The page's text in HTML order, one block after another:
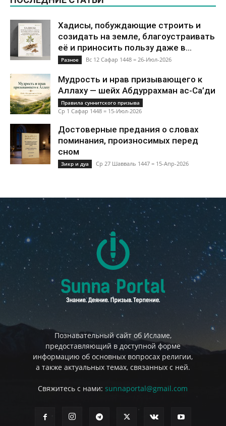
Хадисы, побуждающие строить и
созидать на земле, благоустраивать
её и приносить пользу даже в...
Разное Вс 12 Сафар 1448 = 26-Июл-2026
Мудрость и нрав призывающего к
Аллаху — шейх Абдуррахман ас-Са’ди
Правила суннитского призыва
Ср 1 Сафар 1448 = 15-Июл-2026
Достоверные предания о словах
поминания, произносимых перед
сном
Зикр и дуа Ср 27 Шавваль 1447 = 15-Апр-2026
Познавательный сайт об Исламе,
предоставляющий в доступной форме
информацию об основных вопросах религии,
а также актуальных темах, связанных с ней.
Свяжитесь с нами: sunnaportal@gmail.com